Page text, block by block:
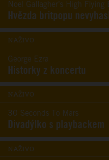
Noel Gallagher’s High Flying
Hvězda britpopu
NAŽIVO
George Ezra
Historky z koncertu
NAŽIVO
30 Seconds To Mars
Divadýlko s playbackem
NAŽIVO